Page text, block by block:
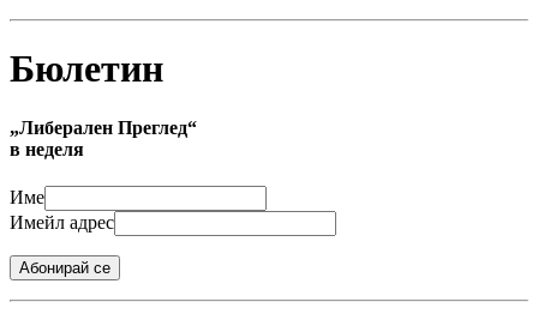
Бюлетин
„Либерален Преглед“
в неделя
Име
Имейл адрес
Абонирай се